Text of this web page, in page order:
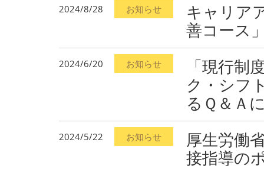
2024/8/28 お知らせ
キャリア
善コース
2024/6/20 お知らせ
「現行制
ク・シフ
るＱ＆Ａ
2024/5/22 お知らせ
厚生労働
接指導の